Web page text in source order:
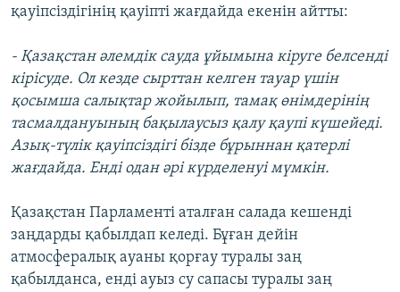
қауіпсіздігінің қауіпті жағдайда екенін айтты:
- Қазақстан әлемдік сауда ұйымына кіруге белсенді
кірісуде. Ол кезде сырттан келген тауар үшін
қосымша салықтар жойылып, тамақ өнімдерінің
тасмалдануының бақылаусыз қалу қаупі күшейеді.
Азық-түлік қауіпсіздігі бізде бұрыннан қатерлі
жағдайда. Енді одан әрі күрделенуі мүмкін.
Қазақстан Парламенті аталған салада кешенді
заңдарды қабылдап келеді. Бұған дейін
атмосфералық ауаны қорғау туралы заң
қабылданса, енді ауыз су сапасы туралы заң